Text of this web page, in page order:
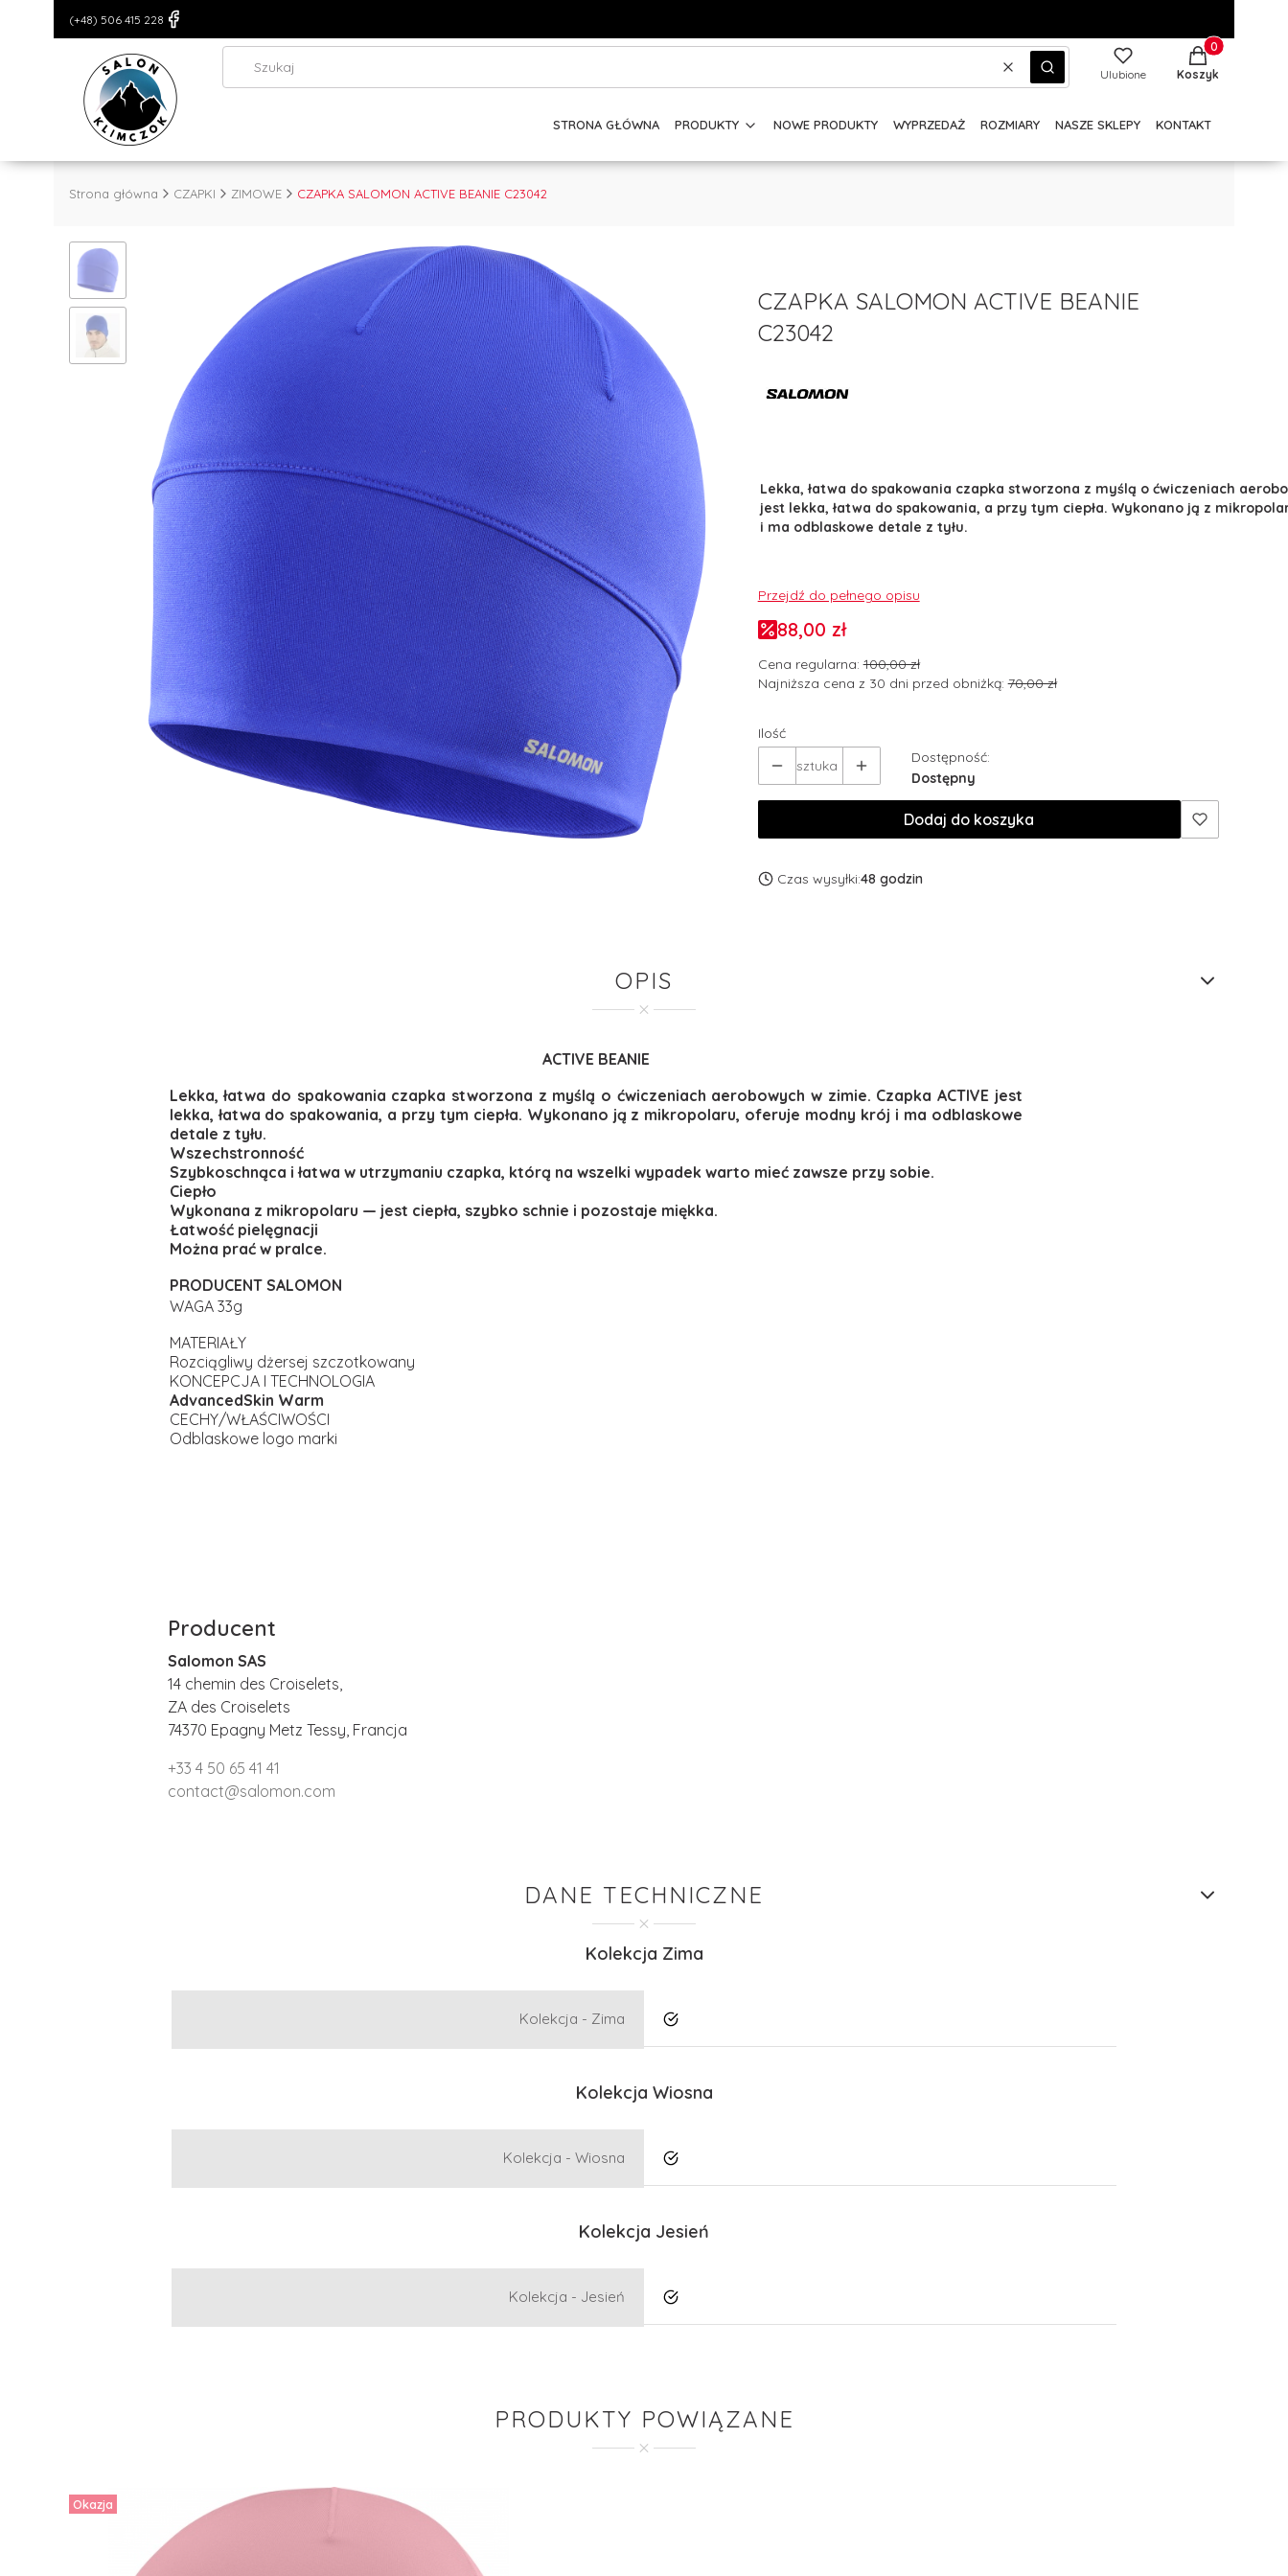
(+48) 506 415 228
WyczyśćSzukaj Ulubione
Produkty w
Koszyk
STRONA GŁÓWNA PRODUKTY NOWE PRODUKTY WYPRZEDAŻ ROZMIARY NASZE SKLEPY KONTAKT
Strona główna CZAPKI ZIMOWE CZAPKA SALOMON ACTIVE BEANIE C23042
CZAPKA SALOMON ACTIVE BEANIE
C23042
Lekka, łatwa do spakowania czapka stworzona z myślą o ćwiczeniach
jest lekka, łatwa do spakowania, a przy tym ciepła. Wykonano ją z
i ma odblaskowe detale z tyłu.
Przejdź do pełnego opisu
88,00 zł
Cena regularna: 100,00 zł
Najniższa cena z 30 dni przed obniżką: 70,00 zł
Ilość
sztuka
Dostępność:
Dostępny
Dodaj do koszyka
Czas wysyłki:48 godzin
OPIS
ACTIVE BEANIE
Lekka, łatwa do spakowania czapka stworzona z myślą o ćwiczeniach aerobowych w zimie. Czapka ACTIVE jest
lekka, łatwa do spakowania, a przy tym ciepła. Wykonano ją z mikropolaru, oferuje modny krój i ma odblaskowe
detale z tyłu.
Wszechstronność
Szybkoschnąca i łatwa w utrzymaniu czapka, którą na wszelki wypadek warto mieć zawsze przy sobie.
Ciepło
Wykonana z mikropolaru — jest ciepła, szybko schnie i pozostaje miękka.
Łatwość pielęgnacji
Można prać w pralce.
PRODUCENT SALOMON
WAGA 33g
MATERIAŁY
Rozciągliwy dżersej szczotkowany
KONCEPCJA I TECHNOLOGIA
AdvancedSkin Warm
CECHY/WŁAŚCIWOŚCI
Odblaskowe logo marki
Producent
Salomon SAS
14 chemin des Croiselets,
ZA des Croiselets
74370 Epagny Metz Tessy, Francja
+33 4 50 65 41 41
contact@salomon.com
DANE TECHNICZNE
Kolekcja Zima
Kolekcja - Zima Tak
Kolekcja Wiosna
Kolekcja - Wiosna Tak
Kolekcja Jesień
Kolekcja - Jesień Tak
PRODUKTY POWIĄZANE
Okazja